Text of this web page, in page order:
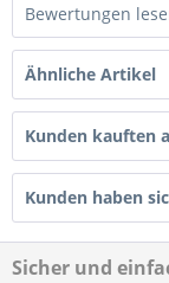
Bewertungen
Ähnliche Artikel
Kunden kauften
Kunden haben
Sicher und